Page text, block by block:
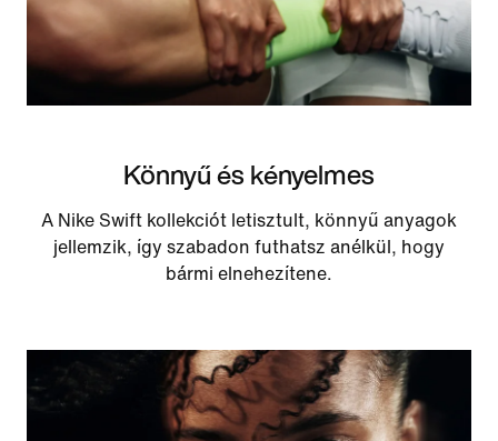
Könnyű és kényelmes
A Nike Swift kollekciót letisztult, könnyű anyagok
jellemzik, így szabadon futhatsz anélkül, hogy
bármi elnehezítene.